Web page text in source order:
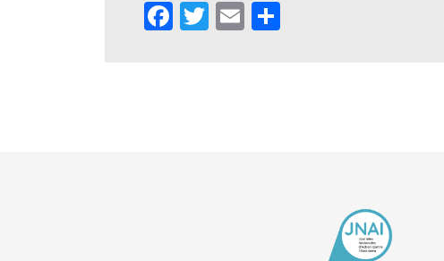
Facebook
Twitter
Email